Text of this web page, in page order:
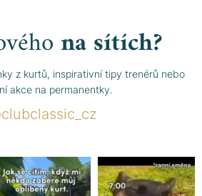
na sítích?
z kurtů, inspirativní tipy trenérů nebo
akce na permanentky.